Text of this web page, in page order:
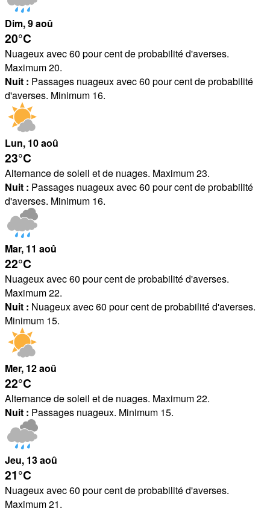
Dim, 9aoû
20°C
Nuageux avec 60 pour cent de probabilité d'averses.
Maximum 20.
Nuit : Passages nuageux avec 60 pour cent de probabilité
d'averses. Minimum 16.
Lun, 10aoû
23°C
Alternance de soleil et de nuages. Maximum 23.
Nuit : Passages nuageux avec 60 pour cent de probabilité
d'averses. Minimum 16.
Mar, 11 aoû
22°C
Nuageux avec 60 pour cent de probabilité d'averses.
Maximum 22.
Nuit : Nuageux avec 60 pour cent de probabilité d'averses.
Minimum 15.
Mer, 12aoû
22°C
Alternance de soleil et de nuages. Maximum 22.
Nuit : Passages nuageux. Minimum 15.
Jeu, 13aoû
21°C
Nuageux avec 60 pour cent de probabilité d'averses.
Maximum 21.